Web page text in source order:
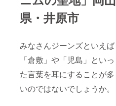
県・井原市
みなさんジーンズといえば
「倉敷」や「児島」といっ
た言葉を耳にすることが多
いのではないでしょうか。